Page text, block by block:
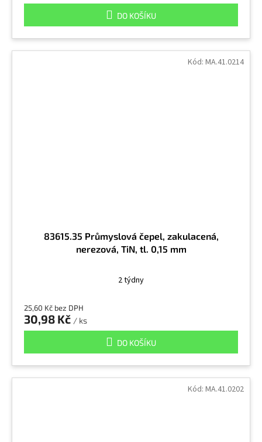
DO KOŠÍKU
83615.35 Průmyslová čepel, zakulacená,
nerezová, TiN, tl. 0,15 mm
2 týdny
25,60 Kč bez DPH
30,98 Kč / ks
DO KOŠÍKU
Kód: MA.41.0214
Kód: MA.41.0202